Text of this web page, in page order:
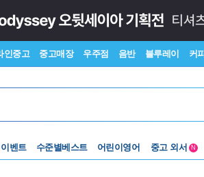
인중고 중고매장 우주점 음반 블루레이 커피
이벤트
수준별베스트
어린이영어
중고 외서
N